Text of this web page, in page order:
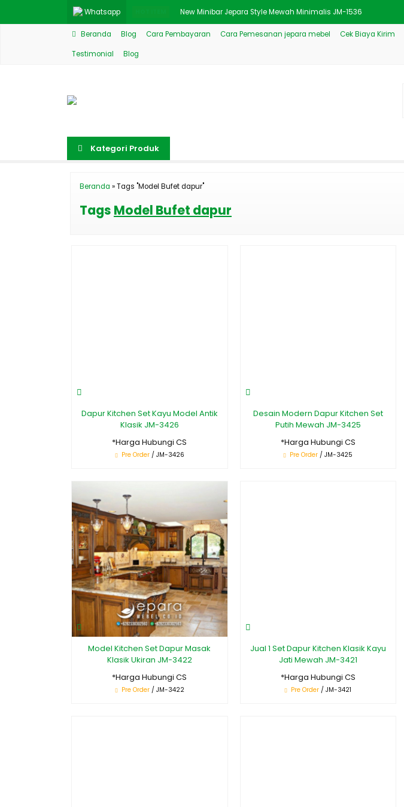
Whatsapp New Minibar Jepara Style Mewah Minimalis JM-1536
Meja Konsol Klasik Model Viva Mewah Kombinasi JM-2
Beranda Blog Cara Pembayaran Cara Pemesanan jepara mebel Cek Biaya Kirim
Testimonial Blog
Kategori Produk
Beranda »Tags "Model Bufet dapur"
Tags Model Bufet dapur
Dapur Kitchen Set Kayu Model Antik
Klasik JM-3426
*Harga Hubungi CS
Pre Order/ JM-3426
Desain Modern Dapur Kitchen Set
Putih Mewah JM-3425
*Harga Hubungi CS
Pre Order / JM-3425
Model Kitchen Set Dapur Masak
Klasik Ukiran JM-3422
*Harga Hubungi CS
Pre Order/ JM-3422
Jual 1 Set Dapur Kitchen Klasik Kayu
Jati Mewah JM-3421
*Harga Hubungi CS
Pre Order / JM-3421